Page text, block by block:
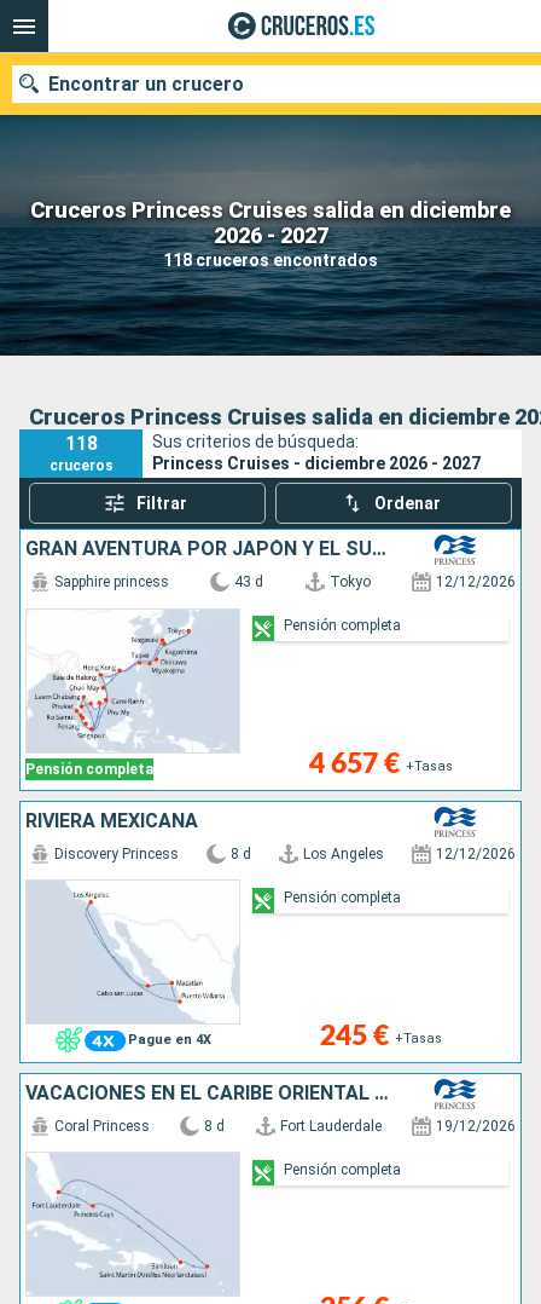
Cruceros Princess Cruises salida en diciembre
2026 - 2027
118 cruceros encontrados
Encontrar un crucero
Nuestros destinos
Fecha de salida
Puertos Compañías
Cruceros Princess Cruises salida en diciembre
118
cruceros
Sus criterios de búsqueda:
Princess Cruises - diciembre 2026 - 2027
Filtrar Ordenar
GRAN AVENTURA POR JAPÓN Y EL SUDESTE ASI
Pensión completa
Sapphire princess 43 d Tokyo 12/12/2026
4 657 € +Tasas
Pensión completa
RIVIERA MEXICANA
Pague en 4X
Discovery Princess 8 d Los Angeles 12/12/2026
245 € +Tasas
Pensión completa
VACACIONES EN EL CARIBE ORIENTAL CON PUE
Coral Princess 8 d Fort Lauderdale 19/12/2026
Pensión completa